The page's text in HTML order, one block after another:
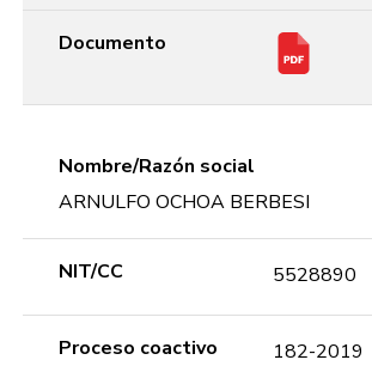
Documento
Nombre/Razón social
ARNULFO OCHOA BERBESI
NIT/CC 5528890
Proceso coactivo 182-2019